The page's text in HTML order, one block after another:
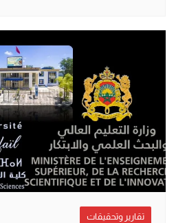
تقارير وتحقيقات